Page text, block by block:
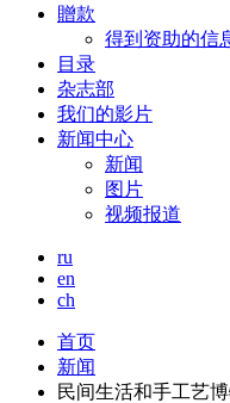
贈款
得到资助的信
目录
杂志部
我们的影片
新闻中心
新闻
图片
视频报道
ru
en
ch
首页
新闻
民间生活和手工艺